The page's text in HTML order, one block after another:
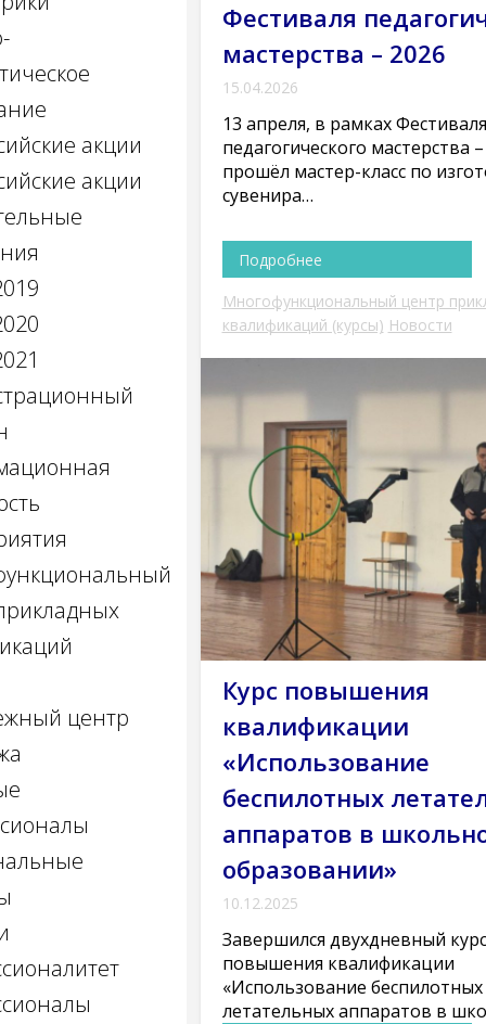
акции
акции
центр
Фестиваля
мастерства – 2026
15.04.2026
13 апреля, в рамках Фестиваля
педагогического мастерства
прошёл мастер-класс по
сувенира…
Подробнее
Многофункциональный центр
квалификаций (курсы) Новости
Курс повышения
квалификации
«Использование
беспилотных
аппаратов в
образовании»
10.12.2025
Завершился двухдневный курс
повышения квалификации
«Использование беспилотных
летательных аппаратов в